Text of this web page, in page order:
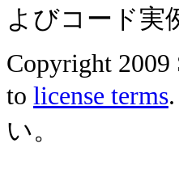
よびコード実
Copyright 2009
to license terms.
い。